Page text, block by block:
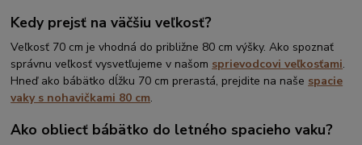
Kedy prejsť na väčšiu veľkosť?
Veľkosť 70 cm je vhodná do približne 80 cm výšky. Ako spoznať
správnu veľkosť vysvetľujeme v našom sprievodcovi veľkosťami.
Hneď ako bábätko dĺžku 70 cm prerastá, prejdite na naše spacie
vaky s nohavičkami 80 cm.
Ako obliecť bábätko do letného spacieho vaku?